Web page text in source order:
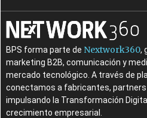
BPS forma parte de Nextwork360,
marketing B2B, comunicación y
mercado tecnológico. A través de
conectamos a fabricantes,
impulsando la Transformación
crecimiento empresarial.